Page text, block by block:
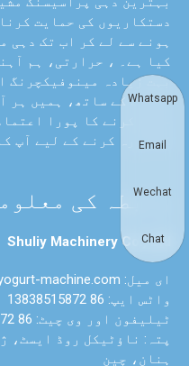
ہونے سے لے کر اب تک دہی
کیا ہے۔ ، حرارتی، ہم
بہت زیادہ مینوفیکچرنگ
تجربے کے ساتھ، ہمیں ہر
خدمت کرنے کا پورا
کا دورہ کرنے کے لیے آپ
رابطہ کی
Shuliy Machinery Co., Ltd
ای میل: info@yogurt-machine.com
واٹس ایپ: 86 13838515872
ٹیلیفون اور وی چیٹ: 86 13838515872
پتہ: ناؤٹیکل روڈ ایسٹ،
ہنان، چین
Whatsapp
Email
Wechat
Chat